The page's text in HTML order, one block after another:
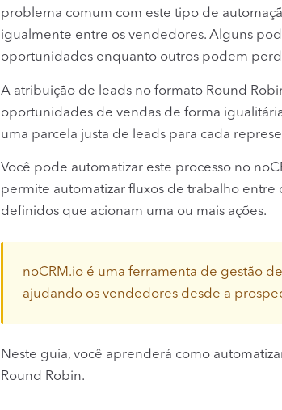
problema comum com este tipo de
igualmente entre os vendedores. Alguns
oportunidades enquanto outros podem
A atribuição de leads no formato Round
oportunidades de vendas de forma
uma parcela justa de leads para cada
Você pode automatizar este processo no
permite automatizar fluxos de trabalho
definidos que acionam uma ou mais ações.
noCRM.io é uma ferramenta de gestão
ajudando os vendedores desde a
Neste guia, você aprenderá como
Round Robin.